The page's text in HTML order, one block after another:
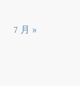
7 月 »